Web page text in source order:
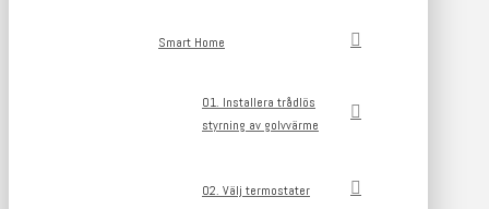
Smart Home
01. Installera trådlös
styrning av golvvärme
02. Välj termostater